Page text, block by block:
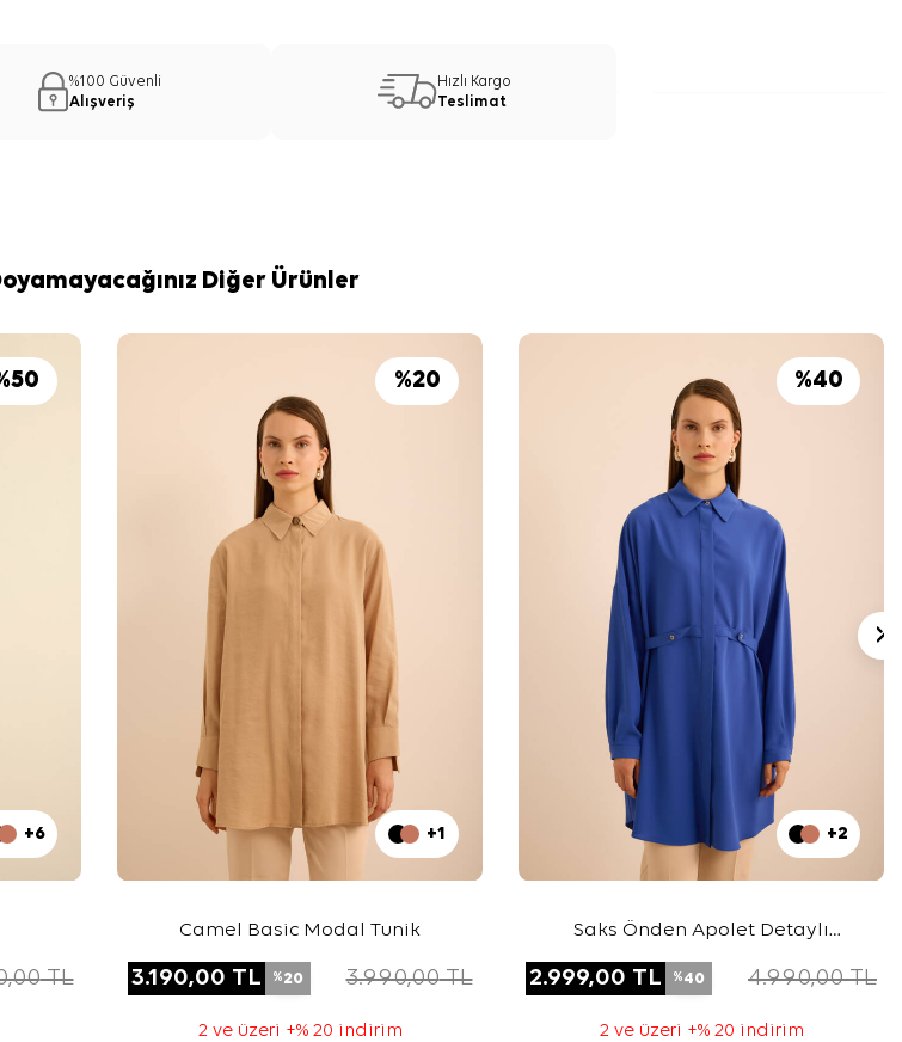
%100 Güvenli
Alışveriş
Hızlı Kargo
Teslimat
Diğer Ürünler
50
+6
TL
%20
+1
Camel Basic Modal Tunik
3.190,00 TL %20 3.990,00TL
2 ve üzeri +% 20 indirim
%40
+2
Saks Önden Apolet Detaylı
2.999,00 TL %40 4.990,00TL
2 ve üzeri +% 20 indirim